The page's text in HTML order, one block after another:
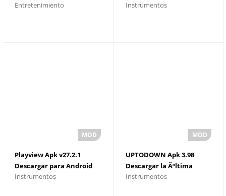
Entretenimiento
Instrumentos
Playview Apk v27.2.1
Descargar para Android
Instrumentos
UPTODOWN Apk 3.98
Descargar la Ãºltima
versiÃ³n
Instrumentos